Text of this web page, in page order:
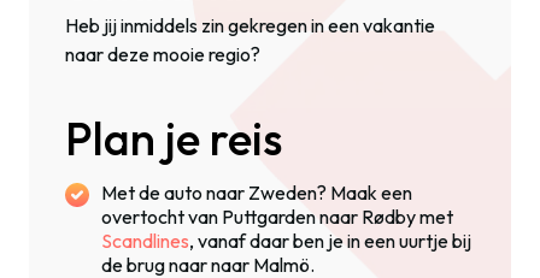
Heb jij inmiddels zin gekregen in een vakantie
naar deze mooie regio?
Plan je reis
Met de auto naar Zweden? Maak een
overtocht van Puttgarden naar Rødby met
Scandlines, vanaf daar ben je in een uurtje bij
de brug naar naar Malmö.